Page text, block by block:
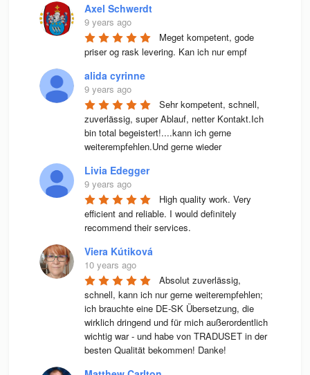
Axel Schwerdt
9 years ago
Meget kompetent, gode
priser og rask levering. Kan ich nur empf
alida cyrinne
9 years ago
Sehr kompetent, schnell,
zuverlässig, super Ablauf, netter Kontakt.Ich
bin total begeistert!....kann ich gerne
weiterempfehlen.Und gerne wieder
Livia Edegger
9 years ago
High quality work. Very
efficient and reliable. I would definitely
recommend their services.
Viera Kútiková
10 years ago
Absolut zuverlässig,
schnell, kann ich nur gerne weiterempfehlen;
ich brauchte eine DE-SK Übersetzung, die
wirklich dringend und für mich außerordentlich
wichtig war - und habe von TRADUSET in der
besten Qualität bekommen! Danke!